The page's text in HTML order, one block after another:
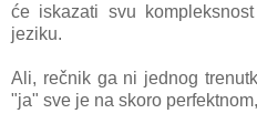
će iskazati svu
jeziku.
Ali, rečnik ga ni jednog
"ja" sve je na skoro